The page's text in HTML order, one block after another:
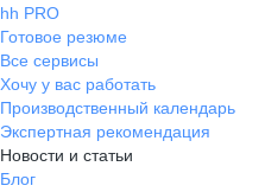
hh PRO
Готовое резюме
Все сервисы
Хочу у вас работать
Производственный календарь
Экспертная рекомендация
Новости и статьи
Блог